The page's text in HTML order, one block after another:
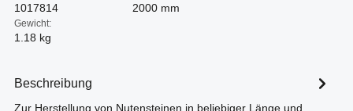
1017814 2000 mm
Gewicht:
1.18 kg
Beschreibung
Zur Herstellung von Nutensteinen in beliebiger Länge und